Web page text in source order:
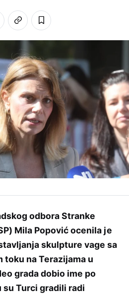
odbora Stranke
Mila Popović ocenila je
skulpture vage sa
toku na Terazijama u
grada dobio ime po
su Turci gradili radi